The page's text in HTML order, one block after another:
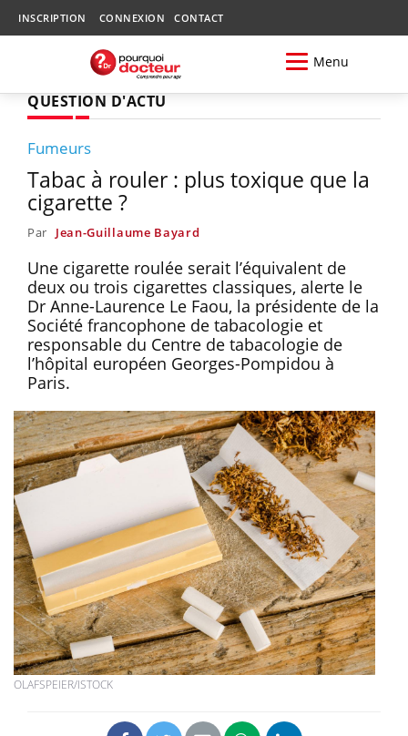
INSCRIPTION CONNEXION CONTACT
Menu
QUESTION D'ACTU
Fumeurs
Tabac à rouler : plus toxique que la
cigarette ?
Par Jean-Guillaume Bayard
Une cigarette roulée serait l’équivalent de
deux ou trois cigarettes classiques, alerte le
Dr Anne-Laurence Le Faou, la présidente de la
Société francophone de tabacologie et
responsable du Centre de tabacologie de
l’hôpital européen Georges-Pompidou à
Paris.
OLAFSPEIER/ISTOCK